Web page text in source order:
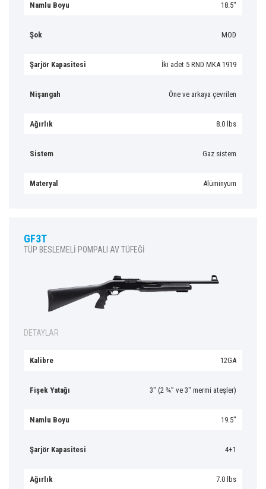
Namlu Boyu 18.5″
Şok MOD
Şarjör Kapasitesi İki adet 5 RND MKA 1919
Nişangah Öne ve arkaya çevrilen
Ağırlık 8.0 lbs
Sistem Gaz sistem
Materyal Alüminyum
GF3T
TÜP BESLEMELİ POMPALI AV TÜFEĞİ
DETAYLAR
Kalibre 12GA
Fişek Yatağı 3″ (2 ¾” ve 3″ mermi ateşler)
Namlu Boyu 19.5″
Şarjör Kapasitesi 4+1
Ağırlık 7.0 lbs